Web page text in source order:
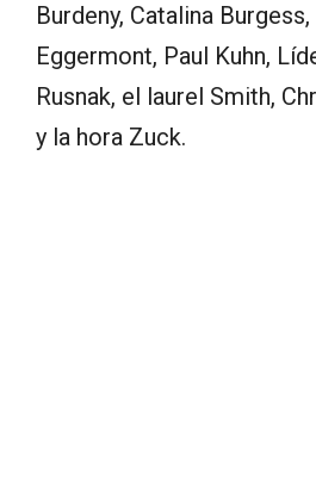
Burdeny, Catalina
Eggermont, Paul Kuhn,
Rusnak, el laurel Smith,
y la hora Zuck.